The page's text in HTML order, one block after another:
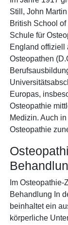
Still, John
British School
Schule für
England offiziell
Osteopathen
Europas,
Osteopathie
Medizin. Auch
Osteopathie
Im
Behandlung In
beinhaltet ein
körperliche